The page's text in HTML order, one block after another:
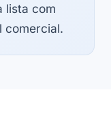
lista com
comercial.